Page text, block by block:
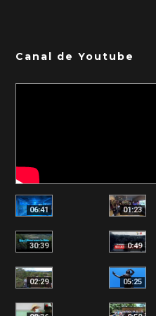
Canal de Youtube
06:41 01:23
30:39 0:49
02:29 05:25